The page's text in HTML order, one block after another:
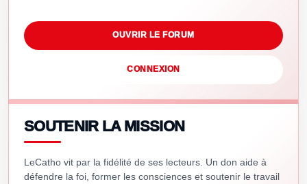
OUVRIR LE FORUM
CONNEXION
SOUTENIR LA MISSION
LeCatho vit par la fidélité de ses lecteurs. Un don aide à
défendre la foi, former les consciences et soutenir le travail